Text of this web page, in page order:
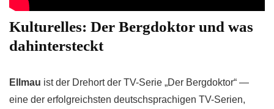
Kulturelles: Der Bergdoktor und was
dahintersteckt
Ellmau ist der Drehort der TV-Serie „Der Bergdoktor“ —
eine der erfolgreichsten deutschsprachigen TV-Serien,